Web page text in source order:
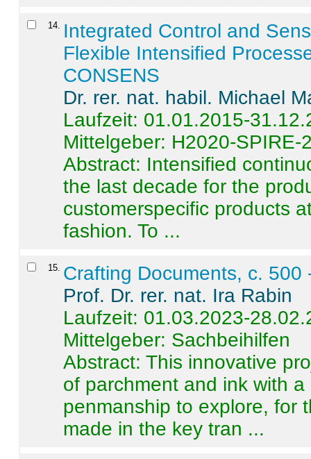
14
Integrated Control and
Flexible Intensified
CONSENS
Dr. rer. nat. habil. Michael
Laufzeit: 01.01.2015-
Mittelgeber: H2020-SPIRE-
Abstract: Intensified
the last decade for the
customerspecific products
fashion. To ...
15 Crafting Documents, c. 500
Prof. Dr. rer. nat. Ira Rabin
Laufzeit: 01.03.2023-
Mittelgeber: Sachbeihilfen
Abstract:This innovative
of parchment and ink with
penmanship to explore, for
made in the key tran ...